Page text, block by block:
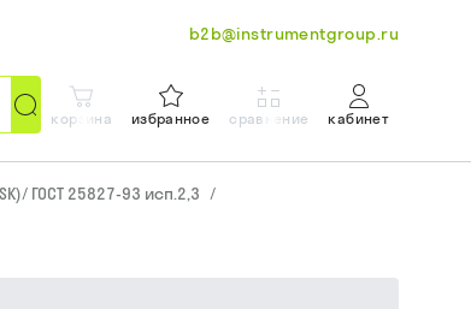
b2b@instrumentgroup.ru
корзина избранное сравнение кабинет
ГОСТ 25827-93 исп.2,3 /